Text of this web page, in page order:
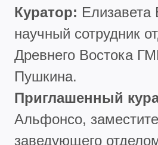
Куратор: Елизавета
научный сотрудник
Древнего Востока
Пушкина.
Приглашенный
Альфонсо,
заведующего